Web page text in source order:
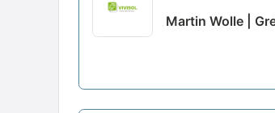
Martin Wolle |